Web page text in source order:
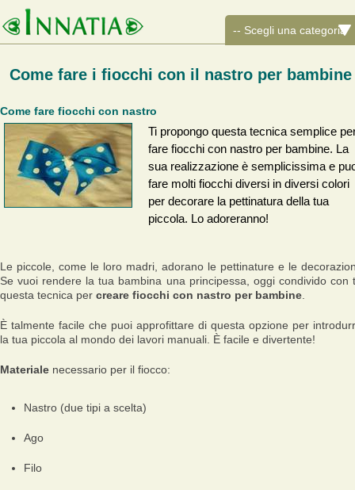
Come fare i fiocchi con il nastro per bambine
Come fare fiocchi con nastro
Ti propongo questa tecnica semplice
fare fiocchi con nastro per bambine. La
sua realizzazione è semplicissima e
fare molti fiocchi diversi in diversi colori
per decorare la pettinatura della tua
piccola. Lo adoreranno!
Le piccole, come le loro madri, adorano le pettinature e le
Se vuoi rendere la tua bambina una principessa, oggi condivido con
questa tecnica per creare fiocchi con nastro per bambine
È talmente facile che puoi approfittare di questa opzione per
la tua piccola al mondo dei lavori manuali. È facile e divertente!
Materiale necessario per il fiocco:
Nastro (due tipi a scelta)
Ago
Filo